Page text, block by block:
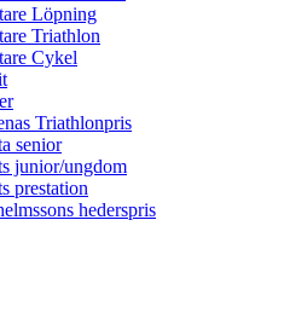
Löpning
Triathlon
Cykel
Triathlonpris
senior
junior/ungdom
prestation
hederspris